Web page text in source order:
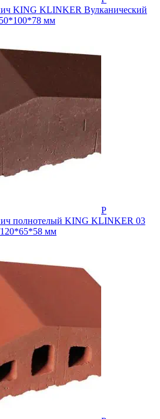
KING KLINKER Вулканический
мм
полнотелый KING KLINKER 03
мм